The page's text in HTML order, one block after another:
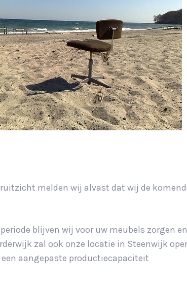
melden wij alvast dat wij de
blijven wij voor uw meubels zorgen
zal ook onze locatie in Steenwijk
aangepaste productiecapaciteit